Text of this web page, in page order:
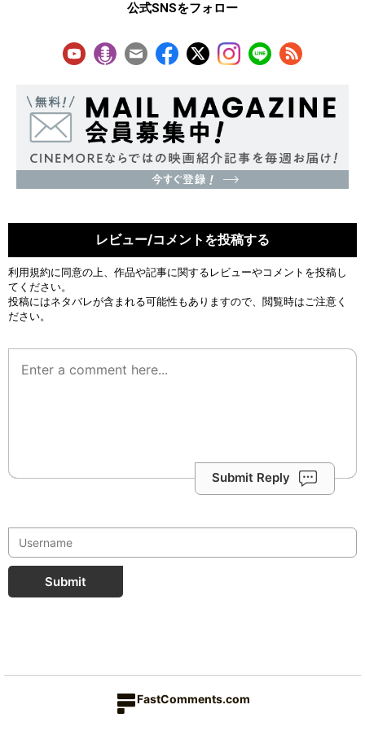
公式SNSをフォロー
レビュー/コメントを投稿する
利用規約に同意の上、作品や記事に関するレビューやコメントを投稿し
てください。
投稿にはネタバレが含まれる可能性もありますので、閲覧時はご注意く
ださい。
Submit Reply
Submit
FastComments.com